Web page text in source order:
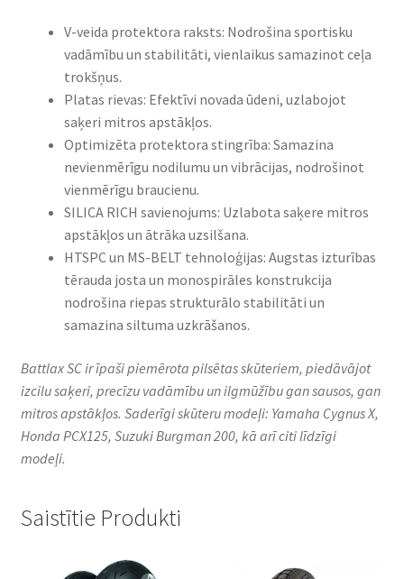
V-veida protektora raksts: Nodrošina sportisku
vadāmību un stabilitāti, vienlaikus samazinot ceļa
trokšņus.​
Platas rievas: Efektīvi novada ūdeni, uzlabojot
saķeri mitros apstākļos.​
Optimizēta protektora stingrība: Samazina
nevienmērīgu nodilumu un vibrācijas, nodrošinot
vienmērīgu braucienu.​
SILICA RICH savienojums: Uzlabota saķere mitros
apstākļos un ātrāka uzsilšana.​
HTSPC un MS-BELT tehnoloģijas: Augstas izturības
tērauda josta un monospirāles konstrukcija
nodrošina riepas strukturālo stabilitāti un
samazina siltuma uzkrāšanos.​
Battlax SC ir īpaši piemērota pilsētas skūteriem, piedāvājot
izcilu saķeri, precīzu vadāmību un ilgmūžību gan sausos, gan
mitros apstākļos.​ Saderīgi skūteru modeļi: Yamaha Cygnus X,
Honda PCX125, Suzuki Burgman 200, kā arī citi līdzīgi
modeļi.​
Saistītie Produkti